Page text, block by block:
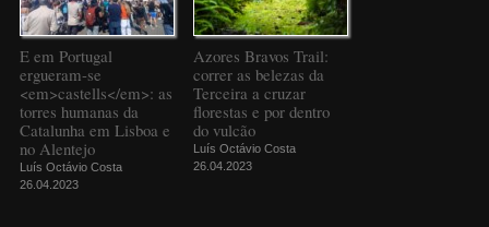
E em Portugal
ergueram-se
<em>castells</em>: as
torres humanas da
Catalunha em Lisboa e
no Alentejo
Luís Octávio Costa
26.04.2023
Azores Bravos Trail:
correr as belezas da
Terceira a cruzar
florestas e por dentro
do vulcão
Luís Octávio Costa
26.04.2023